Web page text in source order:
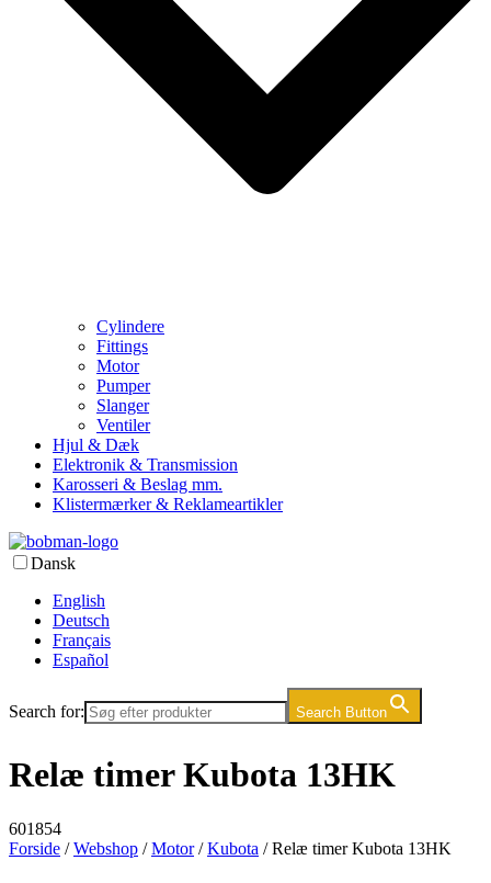
Cylindere
Fittings
Motor
Pumper
Slanger
Ventiler
Hjul & Dæk
Elektronik & Transmission
Karosseri & Beslag mm.
Klistermærker & Reklameartikler
Dansk
English
Deutsch
Français
Español
Search for: Search Button
Relæ timer Kubota 13HK
601854
Forside /Webshop /Motor/Kubota / Relæ timer Kubota 13HK